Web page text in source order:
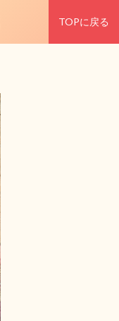
TOPに戻る